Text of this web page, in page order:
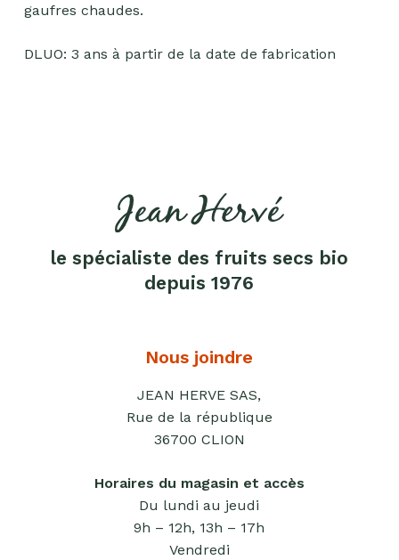
gaufres chaudes.
DLUO: 3 ans à partir de la date de fabrication
le spécialiste des fruits secs bio
depuis 1976
Nous joindre
JEAN HERVE SAS,
Rue de la république
36700 CLION
Horaires du magasin et accès
Du lundi au jeudi
9h – 12h, 13h – 17h
Vendredi
Produits
Purées
sucrées
"confits"